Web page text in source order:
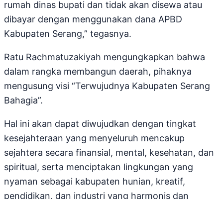
rumah dinas bupati dan tidak akan disewa atau
dibayar dengan menggunakan dana APBD
Kabupaten Serang,” tegasnya.
Ratu Rachmatuzakiyah mengungkapkan bahwa
dalam rangka membangun daerah, pihaknya
mengusung visi “Terwujudnya Kabupaten Serang
Bahagia”.
Hal ini akan dapat diwujudkan dengan tingkat
kesejahteraan yang menyeluruh mencakup
sejahtera secara finansial, mental, kesehatan, dan
spiritual, serta menciptakan lingkungan yang
nyaman sebagai kabupaten hunian, kreatif,
pendidikan, dan industri yang harmonis dan